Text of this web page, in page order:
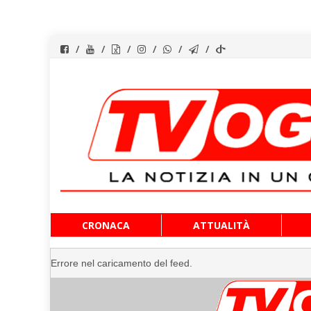
al
contenuto
CRONACA ATTUALITÀ
Errore nel caricamento del feed.